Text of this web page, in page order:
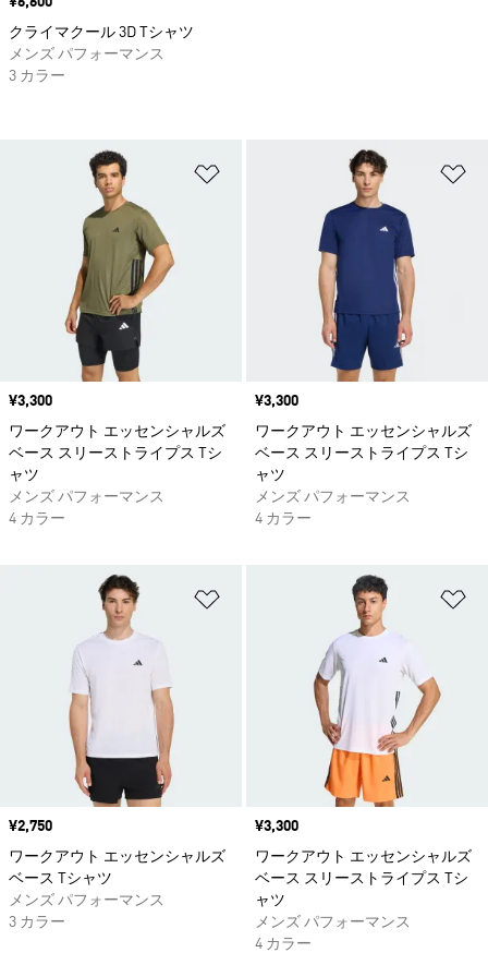
ほしいものリストに追加
価格
¥3,300
ワークアウト エッセンシャルズ
ベース スリーストライプス Tシ
ャツ
メンズ パフォーマンス
4 カラー
価格
¥3,300
ワークアウト エッセンシャルズ
ベース スリーストライプス Tシ
ャツ
メンズ パフォーマンス
4 カラー
ほしいものリストに追加
価格
¥2,750
ワークアウト エッセンシャルズ
ベース Tシャツ
メンズ パフォーマンス
3 カラー
価格
¥3,300
ワークアウト エッセンシャルズ
ベース スリーストライプス Tシ
ャツ
メンズ パフォーマンス
4 カラー
クライマクール 3D Tシャツ
メンズ パフォーマンス
3 カラー